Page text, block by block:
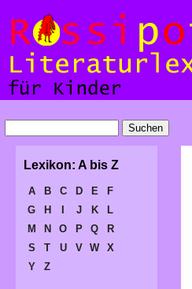
Lexikon: A bis Z
A B C D E
F
G
H J K
L
M
N O P Q
R
S
T U V W
X
Y
Z